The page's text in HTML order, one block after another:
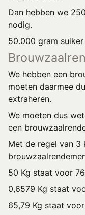
Dan hebben we
nodig.
50.000 gram
We hebben een
moeten daarmee
extraheren.
We moeten dus
een
Met de regel van 3
50 Kg staat voor
0,6579 Kg staat
65,79 Kg staat